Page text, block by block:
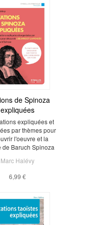
de Spinoza
expliquées
expliquées et
par thèmes pour
l'oeuvre et la
de Baruch Spinoza
Marc Halévy
6,99 €